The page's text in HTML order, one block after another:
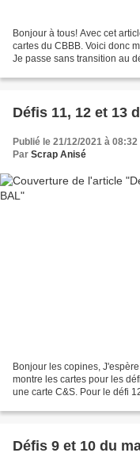
Bonjour à tous! Avec cet
cartes du CBBB. Voici donc
Je passe sans transition au
Défis 11, 12 et 13
Publié le 21/12/2021 à 08:32
Par Scrap Anisé
Bonjour les copines,
montre les cartes pour les
une carte C&S. Pour le défi
Défis 9 et 10 du